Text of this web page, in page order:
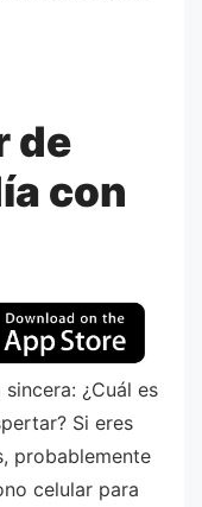
de
con
¿Cuál es
Si eres
probablemente
celular para